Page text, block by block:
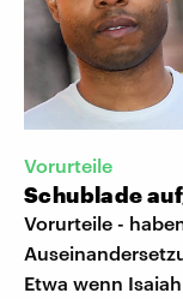
Vorurteile
Schublade
Vorurteile -
Etwa wenn